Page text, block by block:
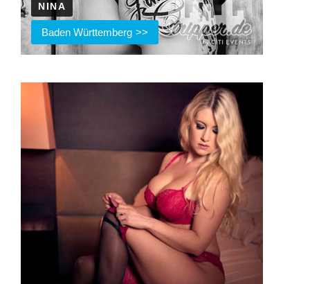
NINA
Baden Württemberg